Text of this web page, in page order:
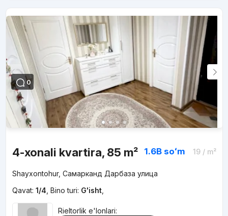
0
4-xonali kvartira, 85 m² 1.6B soʻm 19/ m²
Shayxontohur, Самарканд Дарбаза улица
Qavat: 1/4 Bino turi: G'isht,
Rieltorlik e'lonlari: